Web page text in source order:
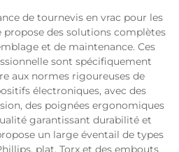
de tournevis en vrac pour les
des solutions complètes
et de maintenance. Ces
sont spécifiquement
aux normes rigoureuses de
électroniques, avec des
des poignées ergonomiques
garantissant durabilité et
un large éventail de types
plat, Torx et des embouts